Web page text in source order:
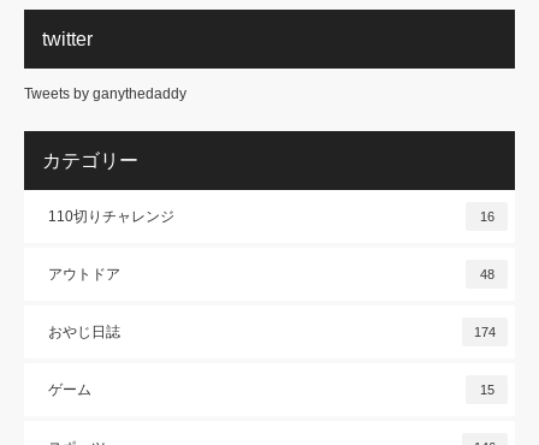
twitter
Tweets by ganythedaddy
カテゴリー
110切りチャレンジ 16
アウトドア 48
おやじ日誌 174
ゲーム 15